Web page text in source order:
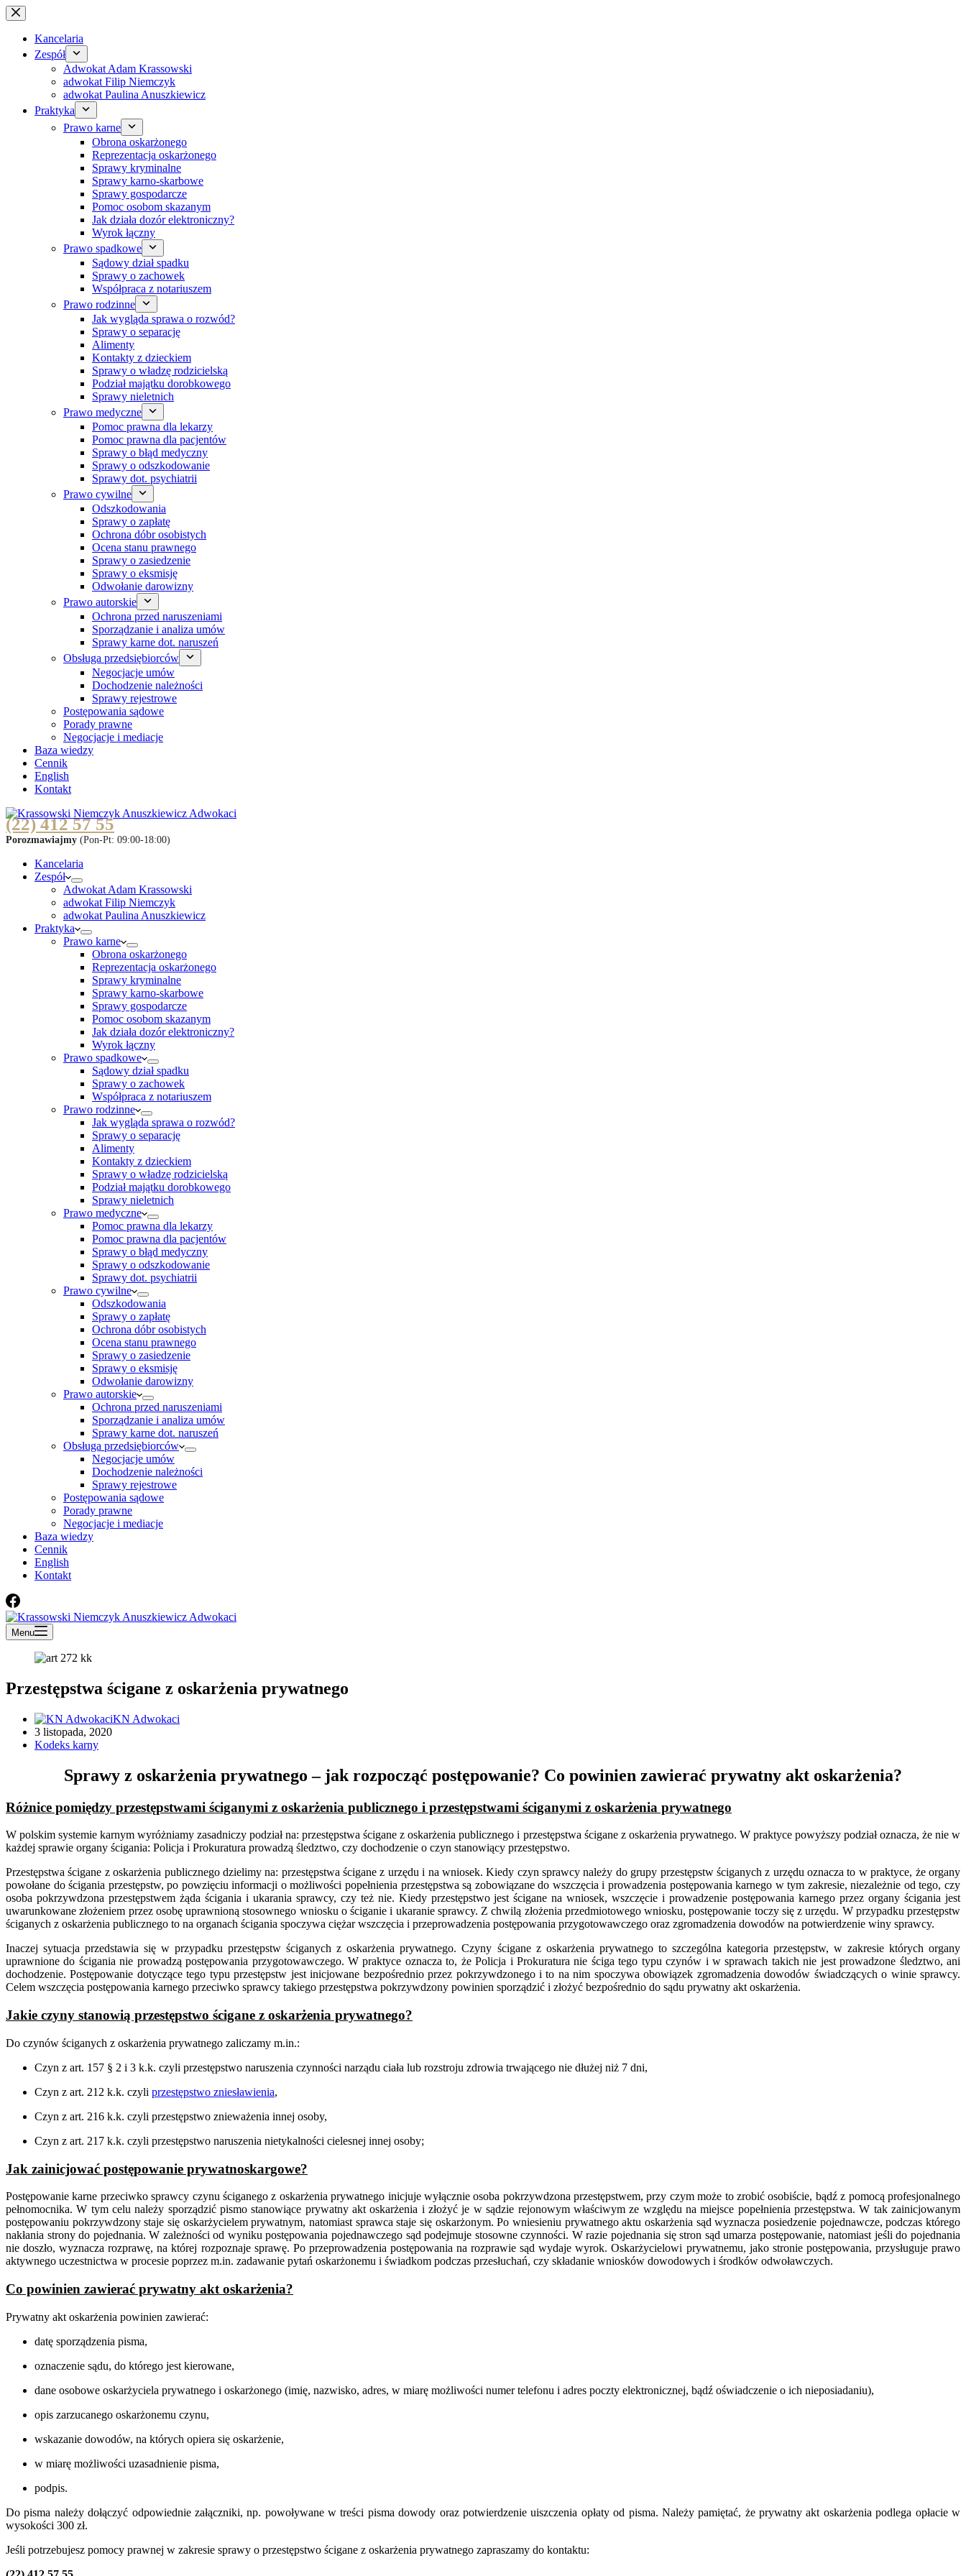
Przejdź
do
treści
Kancelaria
Zespół
Adwokat Adam Krassowski
adwokat Filip Niemczyk
adwokat Paulina Anuszkiewicz
Praktyka
Prawo karne
Obrona oskarżonego
Reprezentacja oskarżonego
Sprawy kryminalne
Sprawy karno-skarbowe
Sprawy gospodarcze
Pomoc osobom skazanym
Jak działa dozór elektroniczny?
Wyrok łączny
Prawo spadkowe
Sądowy dział spadku
Sprawy o zachowek
Współpraca z notariuszem
Prawo rodzinne
Jak wygląda sprawa o rozwód?
Sprawy o separację
Alimenty
Kontakty z dzieckiem
Sprawy o władzę rodzicielską
Podział majątku dorobkowego
Sprawy nieletnich
Prawo medyczne
Pomoc prawna dla lekarzy
Pomoc prawna dla pacjentów
Sprawy o błąd medyczny
Sprawy o odszkodowanie
Sprawy dot. psychiatrii
Prawo cywilne
Odszkodowania
Sprawy o zapłatę
Ochrona dóbr osobistych
Ocena stanu prawnego
Sprawy o zasiedzenie
Sprawy o eksmisję
Odwołanie darowizny
Prawo autorskie
Ochrona przed naruszeniami
Sporządzanie i analiza umów
Sprawy karne dot. naruszeń
Obsługa przedsiębiorców
Negocjacje umów
Dochodzenie należności
Sprawy rejestrowe
Postępowania sądowe
Porady prawne
Negocjacje i mediacje
Baza wiedzy
Cennik
English
Kontakt
(22) 412 57 55
Porozmawiajmy (Pon-Pt: 09:00-18:00)
Kancelaria
Zespół
Adwokat Adam Krassowski
adwokat Filip Niemczyk
adwokat Paulina Anuszkiewicz
Praktyka
Prawo karne
Obrona oskarżonego
Reprezentacja oskarżonego
Sprawy kryminalne
Sprawy karno-skarbowe
Sprawy gospodarcze
Pomoc osobom skazanym
Jak działa dozór elektroniczny?
Wyrok łączny
Prawo spadkowe
Sądowy dział spadku
Sprawy o zachowek
Współpraca z notariuszem
Prawo rodzinne
Jak wygląda sprawa o rozwód?
Sprawy o separację
Alimenty
Kontakty z dzieckiem
Sprawy o władzę rodzicielską
Podział majątku dorobkowego
Sprawy nieletnich
Prawo medyczne
Pomoc prawna dla lekarzy
Pomoc prawna dla pacjentów
Sprawy o błąd medyczny
Sprawy o odszkodowanie
Sprawy dot. psychiatrii
Prawo cywilne
Odszkodowania
Sprawy o zapłatę
Ochrona dóbr osobistych
Ocena stanu prawnego
Sprawy o zasiedzenie
Sprawy o eksmisję
Odwołanie darowizny
Prawo autorskie
Ochrona przed naruszeniami
Sporządzanie i analiza umów
Sprawy karne dot. naruszeń
Obsługa przedsiębiorców
Negocjacje umów
Dochodzenie należności
Sprawy rejestrowe
Postępowania sądowe
Porady prawne
Negocjacje i mediacje
Baza wiedzy
Cennik
English
Kontakt
Menu
Przestępstwa ścigane z oskarżenia prywatnego
KN Adwokaci
3 listopada, 2020
Kodeks karny
Sprawy z oskarżenia prywatnego – jak rozpocząć postępowanie? Co powinien zawierać prywatny akt oskarżenia?
Różnice pomiędzy przestępstwami ściganymi z oskarżenia publicznego i przestępstwami ściganymi z oskarżenia prywatnego
W polskim systemie karnym wyróżniamy zasadniczy podział na: przestępstwa ścigane z oskarżenia publicznego i przestępstwa ścigane z oskarżenia prywatnego. W praktyce powyższy podział oznacza, że nie w
każdej sprawie organy ścigania: Policja i Prokuratura prowadzą śledztwo, czy dochodzenie o czyn stanowiący przestępstwo.
Przestępstwa ścigane z oskarżenia publicznego dzielimy na: przestępstwa ścigane z urzędu i na wniosek. Kiedy czyn sprawcy należy do grupy przestępstw ściganych z urzędu oznacza to w praktyce, że organy
powołane do ścigania przestępstw, po powzięciu informacji o możliwości popełnienia przestępstwa są zobowiązane do wszczęcia i prowadzenia postępowania karnego w tym zakresie, niezależnie od tego, czy
osoba pokrzywdzona przestępstwem żąda ścigania i ukarania sprawcy, czy też nie. Kiedy przestępstwo jest ścigane na wniosek, wszczęcie i prowadzenie postępowania karnego przez organy ścigania jest
uwarunkowane złożeniem przez osobę uprawnioną stosownego wniosku o ściganie i ukaranie sprawcy. Z chwilą złożenia przedmiotowego wniosku, postępowanie toczy się z urzędu. W przypadku przestępstw
ściganych z oskarżenia publicznego to na organach ścigania spoczywa ciężar wszczęcia i przeprowadzenia postępowania przygotowawczego oraz zgromadzenia dowodów na potwierdzenie winy sprawcy.
Inaczej sytuacja przedstawia się w przypadku przestępstw ściganych z oskarżenia prywatnego. Czyny ścigane z oskarżenia prywatnego to szczególna kategoria przestępstw, w zakresie których organy
uprawnione do ścigania nie prowadzą postępowania przygotowawczego. W praktyce oznacza to, że Policja i Prokuratura nie ściga tego typu czynów i w sprawach takich nie jest prowadzone śledztwo, ani
dochodzenie. Postępowanie dotyczące tego typu przestępstw jest inicjowane bezpośrednio przez pokrzywdzonego i to na nim spoczywa obowiązek zgromadzenia dowodów świadczących o winie sprawcy.
Celem wszczęcia postępowania karnego przeciwko sprawcy takiego przestępstwa pokrzywdzony powinien sporządzić i złożyć bezpośrednio do sądu prywatny akt oskarżenia.
Jakie czyny stanowią przestępstwo ścigane z oskarżenia prywatnego?
Do czynów ściganych z oskarżenia prywatnego zaliczamy m.in.:
Czyn z art. 157 § 2 i 3 k.k. czyli przestępstwo naruszenia czynności narządu ciała lub rozstroju zdrowia trwającego nie dłużej niż 7 dni,
Czyn z art. 212 k.k. czyli przestępstwo zniesławienia,
Czyn z art. 216 k.k. czyli przestępstwo znieważenia innej osoby,
Czyn z art. 217 k.k. czyli przestępstwo naruszenia nietykalności cielesnej innej osoby;
Jak zainicjować postępowanie prywatnoskargowe?
Postępowanie karne przeciwko sprawcy czynu ściganego z oskarżenia prywatnego inicjuje wyłącznie osoba pokrzywdzona przestępstwem, przy czym może to zrobić osobiście, bądź z pomocą profesjonalnego
pełnomocnika. W tym celu należy sporządzić pismo stanowiące prywatny akt oskarżenia i złożyć je w sądzie rejonowym właściwym ze względu na miejsce popełnienia przestępstwa. W tak zainicjowanym
postępowaniu pokrzywdzony staje się oskarżycielem prywatnym, natomiast sprawca staje się oskarżonym. Po wniesieniu prywatnego aktu oskarżenia sąd wyznacza posiedzenie pojednawcze, podczas którego
nakłania strony do pojednania. W zależności od wyniku postępowania pojednawczego sąd podejmuje stosowne czynności. W razie pojednania się stron sąd umarza postępowanie, natomiast jeśli do pojednania
nie doszło, wyznacza rozprawę, na której rozpoznaje sprawę. Po przeprowadzenia postępowania na rozprawie sąd wydaje wyrok. Oskarżycielowi prywatnemu, jako stronie postępowania, przysługuje prawo
aktywnego uczestnictwa w procesie poprzez m.in. zadawanie pytań oskarżonemu i świadkom podczas przesłuchań, czy składanie wniosków dowodowych i środków odwoławczych.
Co powinien zawierać prywatny akt oskarżenia?
Prywatny akt oskarżenia powinien zawierać:
datę sporządzenia pisma,
oznaczenie sądu, do którego jest kierowane,
dane osobowe oskarżyciela prywatnego i oskarżonego (imię, nazwisko, adres, w miarę możliwości numer telefonu i adres poczty elektronicznej, bądź oświadczenie o ich nieposiadaniu),
opis zarzucanego oskarżonemu czynu,
wskazanie dowodów, na których opiera się oskarżenie,
w miarę możliwości uzasadnienie pisma,
podpis.
Do pisma należy dołączyć odpowiednie załączniki, np. powoływane w treści pisma dowody oraz potwierdzenie uiszczenia opłaty od pisma. Należy pamiętać, że prywatny akt oskarżenia podlega opłacie w
wysokości 300 zł.
Jeśli potrzebujesz pomocy prawnej w zakresie sprawy o przestępstwo ścigane z oskarżenia prywatnego zapraszamy do kontaktu: